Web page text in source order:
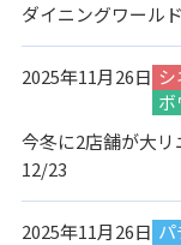
ダイニングワール
2025年11月26日 シ
今冬に2店舗が大
12/23
2025年11月26日